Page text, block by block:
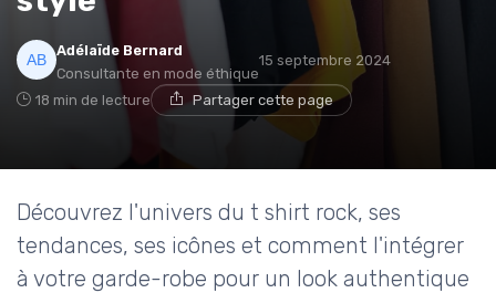
Adélaïde Bernard
Consultante en mode éthique
15 septembre 2024
18 min de lecture Partager cette page
Découvrez l'univers du t shirt rock, ses
tendances, ses icônes et comment l'intégrer
à votre garde-robe pour un look authentique